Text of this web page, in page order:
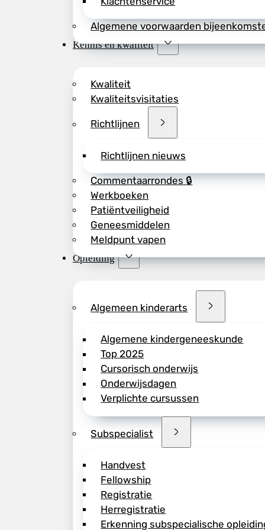
Algemene voorwaarden
Kennis en kwaliteit
Kwaliteit
Kwaliteitsvisitaties
Richtlijnen
Richtlijnen nieuws
Commentaarrondes 🔒
Werkboeken
Patiëntveiligheid
Geneesmiddelen
Meldpunt vapen
Opleiding
Algemeen kinderarts
Algemene kindergeneeskunde
Top 2025
Cursorisch onderwijs
Onderwijsdagen
Verplichte cursussen
Subspecialist
Handvest
Fellowship
Registratie
Herregistratie
Erkenning subspecialische